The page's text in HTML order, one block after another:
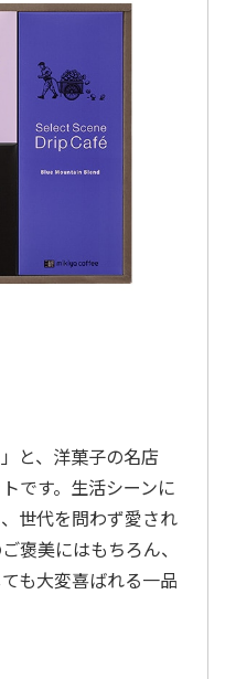
元＞日本橋
総本店 フル
＜お中元＞彩果の宝
石 フルーツゼリー
と、洋菓子の名店
です。生活シーンに
世代を問わず愛され
褒美にはもちろん、
も大変喜ばれる一品